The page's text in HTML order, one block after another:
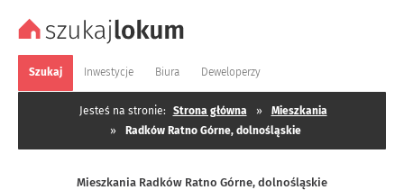
Szukaj Inwestycje Biura Deweloperzy
Jesteś na stronie: Strona główna »
Mieszkania
»
Radków Ratno Górne, dolnośląskie
Mieszkania Radków Ratno Górne, dolnośląskie